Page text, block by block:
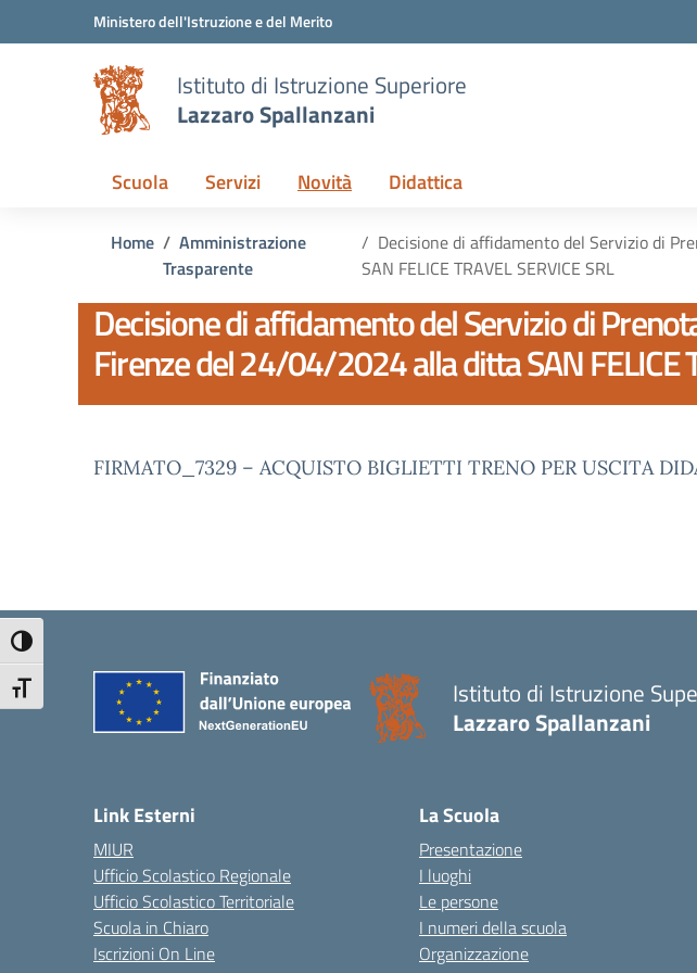
Attiva/disattiva alto contrasto
Attiva/disattiva dimensione testo
Vai ai contenuti
Vai al menu di navigazioneMinistero dell'Istruzione e del Merito
Istituto di Istruzione Superiore
Lazzaro Spallanzani
Scuola Servizi Novità Didattica
Home
Amministrazione
Trasparente
Decisione di affidamento del Servizio di
SAN FELICE TRAVEL SERVICE SRL
Decisione di affidamento del Servizio di
Firenze del 24/04/2024 alla ditta SAN FELICE
FIRMATO_7329 – ACQUISTO BIGLIETTI TRENO PER USCITA
Istituto di Istruzione
Lazzaro Spallanzani
Link Esterni
MIUR
Ufficio Scolastico Regionale
Ufficio Scolastico Territoriale
Scuola in Chiaro
Iscrizioni On Line
La Scuola
Presentazione
I luoghi
Le persone
I numeri della scuola
Organizzazione